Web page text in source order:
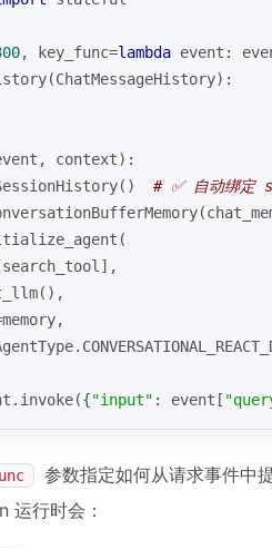
, key_func=lambda event:
(ChatMessageHistory):
context):
# ✅ 自动绑定
"input" : event[
参数指定如何从请求事件中
运行时会：